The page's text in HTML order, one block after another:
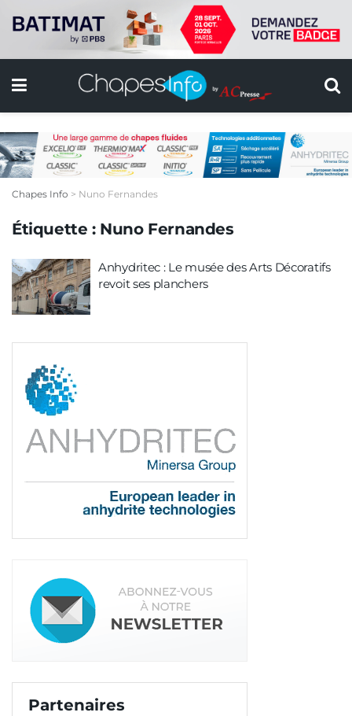
Chapes Info > Nuno Fernandes
Étiquette : Nuno Fernandes
Anhydritec : Le musée des Arts Décoratifs
revoit ses planchers
Partenaires